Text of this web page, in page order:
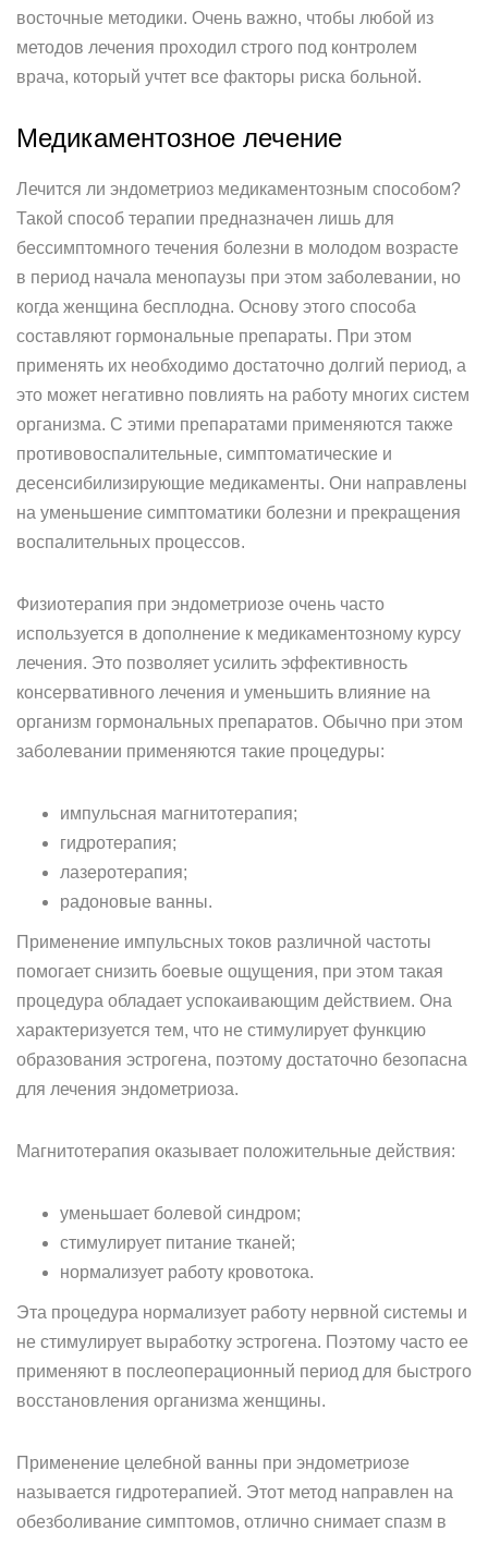
восточные методики. Очень важно, чтобы любой из
методов лечения проходил строго под контролем
врача, который учтет все факторы риска больной.
Медикаментозное лечение
Лечится ли эндометриоз медикаментозным способом?
Такой способ терапии предназначен лишь для
бессимптомного течения болезни в молодом возрасте
в период начала менопаузы при этом заболевании, но
когда женщина бесплодна. Основу этого способа
составляют гормональные препараты. При этом
применять их необходимо достаточно долгий период, а
это может негативно повлиять на работу многих систем
организма. С этими препаратами применяются также
противовоспалительные, симптоматические и
десенсибилизирующие медикаменты. Они направлены
на уменьшение симптоматики болезни и прекращения
воспалительных процессов.
Физиотерапия при эндометриозе очень часто
используется в дополнение к медикаментозному курсу
лечения. Это позволяет усилить эффективность
консервативного лечения и уменьшить влияние на
организм гормональных препаратов. Обычно при этом
заболевании применяются такие процедуры:
импульсная магнитотерапия;
гидротерапия;
лазеротерапия;
радоновые ванны.
Применение импульсных токов различной частоты
помогает снизить боевые ощущения, при этом такая
процедура обладает успокаивающим действием. Она
характеризуется тем, что не стимулирует функцию
образования эстрогена, поэтому достаточно безопасна
для лечения эндометриоза.
Магнитотерапия оказывает положительные действия:
уменьшает болевой синдром;
стимулирует питание тканей;
нормализует работу кровотока.
Эта процедура нормализует работу нервной системы и
не стимулирует выработку эстрогена. Поэтому часто ее
применяют в послеоперационный период для быстрого
восстановления организма женщины.
Применение целебной ванны при эндометриозе
называется гидротерапией. Этот метод направлен на
обезболивание симптомов, отлично снимает спазм в